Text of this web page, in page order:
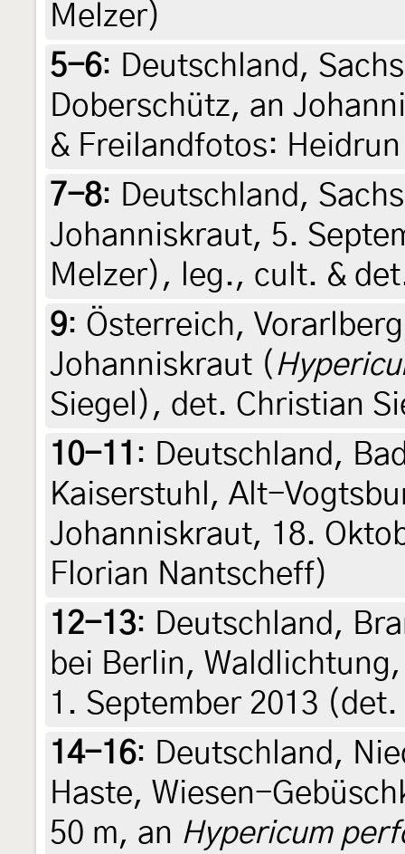
Melzer)
5-6: Deutschland,
Doberschütz, an
& Freilandfotos:
7-8: Deutschland,
Johanniskraut, 5.
Melzer), leg., cult. &
9: Österreich,
Johanniskraut (
Siegel), det. Christian
10-11 : Deutschland,
Kaiserstuhl, Alt-
Johanniskraut, 18.
Florian Nantscheff)
12-13: Deutschland,
bei Berlin,
1. September 2013
14-16: Deutschland,
Haste, Wiesen-
50 m, an Hypericum